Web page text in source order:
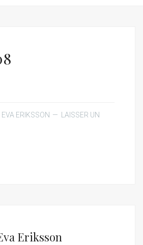
EVA ERIKSSON
LAISSER UN
Eriksson